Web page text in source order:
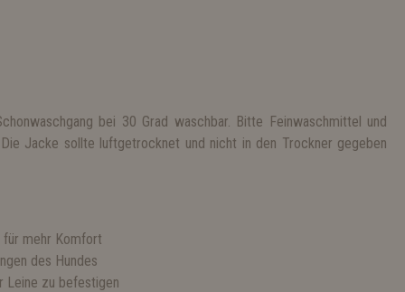
bei 30 Grad waschbar. Bitte Feinwaschmittel und
Jacke sollte luftgetrocknet und nicht in den Trockner gegeben
für mehr Komfort
des Hundes
Leine zu befestigen